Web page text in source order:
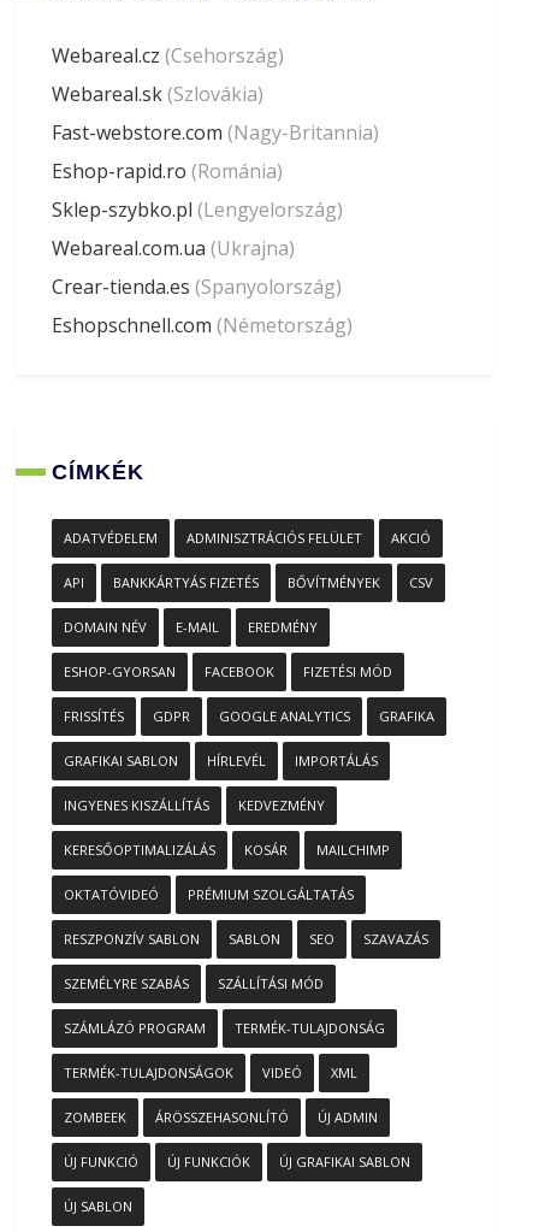
Webareal.cz (Csehország)
Webareal.sk(Szlovákia)
Fast-webstore.com (Nagy-Britannia)
Eshop-rapid.ro (Románia)
Sklep-szybko.pl (Lengyelország)
Webareal.com.ua (Ukrajna)
Crear-tienda.es (Spanyolország)
Eshopschnell.com (Németország)
CÍMKÉK
ADATVÉDELEM ADMINISZTRÁCIÓS FELÜLET AKCIÓ
API BANKKÁRTYÁS FIZETÉS BŐVÍTMÉNYEK CSV
DOMAIN NÉV E-MAIL EREDMÉNY
ESHOP-GYORSAN FACEBOOK FIZETÉSI MÓD
FRISSÍTÉS GDPR GOOGLE ANALYTICS GRAFIKA
GRAFIKAI SABLON HÍRLEVÉL IMPORTÁLÁS
INGYENES KISZÁLLÍTÁS KEDVEZMÉNY
KERESŐOPTIMALIZÁLÁS KOSÁR MAILCHIMP
OKTATÓVIDEÓ PRÉMIUM SZOLGÁLTATÁS
RESZPONZÍV SABLON SABLON SEO SZAVAZÁS
SZEMÉLYRE SZABÁS SZÁLLÍTÁSI MÓD
SZÁMLÁZÓ PROGRAM TERMÉK-TULAJDONSÁG
TERMÉK-TULAJDONSÁGOK VIDEÓ XML
ZOMBEEK ÁRÖSSZEHASONLÍTÓ ÚJ ADMIN
ÚJ FUNKCIÓ ÚJ FUNKCIÓK ÚJ GRAFIKAI SABLON
ÚJ SABLON